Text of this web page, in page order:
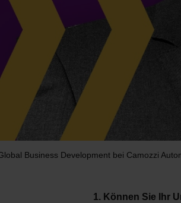
Business Development bei Camozzi
1. Können Sie Ihr